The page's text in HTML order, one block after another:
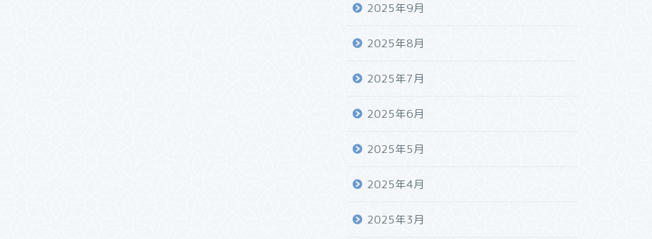
2025年9月
2025年8月
2025年7月
2025年6月
2025年5月
2025年4月
2025年3月